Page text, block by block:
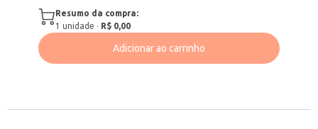
Resumo da compra:
1 unidade · R$ 0,00
Adicionar ao carrinho